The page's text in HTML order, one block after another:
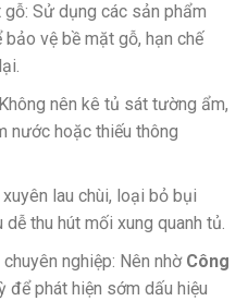
Sử dụng các sản phẩm
vệ bề mặt gỗ, hạn chế
nên kê tủ sát tường ẩm,
nước hoặc thiếu thông
lau chùi, loại bỏ bụi
thu hút mối xung quanh tủ.
nghiệp: Nên nhờ Công
để phát hiện sớm dấu hiệu